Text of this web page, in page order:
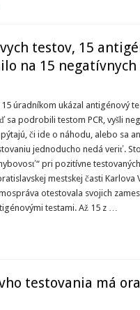
testov, 15
na 15 negatívnych
15 úradníkom ukázal antigénový
sa podrobili testom PCR, vyšli
pýtajú, či ide o náhodu, alebo sa
jednoducho nedá veriť.
pri pozitívne
mestskej časti Karlova
otestovala svojich
testami. Až 15 z …
testovania má